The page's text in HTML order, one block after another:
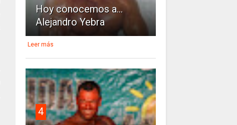
Hoy conocemos a...
Alejandro Yebra
Leer más
4